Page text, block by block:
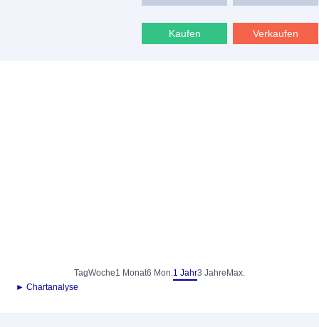
Kaufen Verkaufen
TagWoche1 Monat6 Mon.1 Jahr3 Jahre Max.
► Chartanalyse